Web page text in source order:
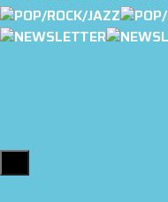
Close